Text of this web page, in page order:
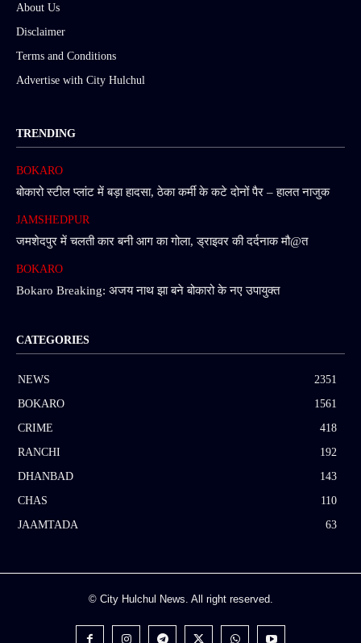
About Us
Disclaimer
Terms and Conditions
Advertise with City Hulchul
TRENDING
BOKARO
बोकारो स्टील प्लांट में बड़ा हादसा, ठेका कर्मी के कटे दोनों पैर – हालत नाजुक
JAMSHEDPUR
जमशेदपुर में चलती कार बनी आग का गोला, ड्राइवर की दर्दनाक मौ@त
BOKARO
Bokaro Breaking: अजय नाथ झा बने बोकारो के नए उपायुक्त
CATEGORIES
NEWS
2351
BOKARO
1561
CRIME
418
RANCHI
192
DHANBAD
143
CHAS
110
JAAMTADA
63
© City Hulchul News. All right reserved.